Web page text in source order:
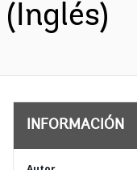
(Inglés)
INFORMACIÓN